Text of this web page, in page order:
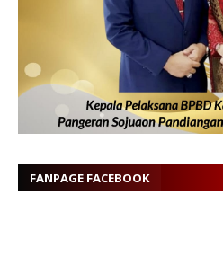
FANPAGE FACEBOOK